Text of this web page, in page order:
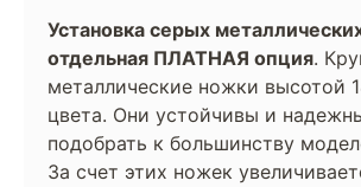
Установка серых
отдельная ПЛАТНАЯ опция.
металлические ножки высотой
цвета. Они устойчивы и
подобрать к большинству
За счет этих ножек